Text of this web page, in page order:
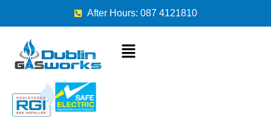
After Hours: 087 4121810